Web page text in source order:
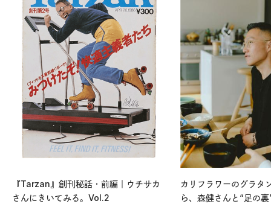
『Tarzan』創刊秘話・前編｜ウチサカ
さんにきいてみる。Vol.2
カリフラワーのグラタ
ら、森健さんと“足の